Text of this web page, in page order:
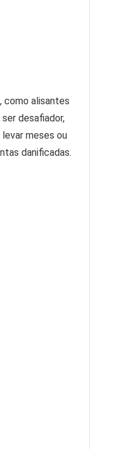
como alisantes
desafiador,
meses ou
danificadas.